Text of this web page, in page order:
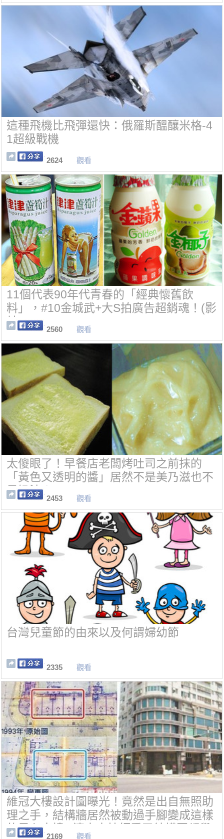
這種飛機比飛彈還快：俄羅斯醞釀米格-4
1超級戰機
2624 觀看
11個代表90年代青春的「經典懷舊飲
料」，#10金城武+大S拍廣告超銷魂！(影
片)
2560 觀看
太傻眼了！早餐店老闆烤吐司之前抹的
「黃色又透明的醬」居然不是美乃滋也不
是奶油！
2453 觀看
台灣兒童節的由來以及何謂婦幼節
2335 觀看
維冠大樓設計圖曝光！竟然是出自無照助
理之手，結構牆居然被動過手腳變成這樣
的黑心大樓...連土木技師看了結構圖都覺
2169 觀看